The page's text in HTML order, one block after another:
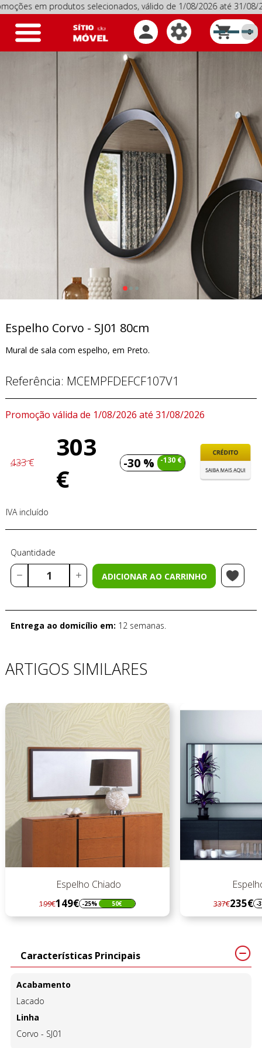
em produtos selecionados, válido de 1/08/2026 até 31/08/
Toggle
navigation 0
Espelho Corvo - SJ01 80cm
Mural de sala com espelho, em Preto.
Referência: MCEMPFDEFCF107V1
Promoção válida de 1/08/2026 até 31/08/2026
433 €
303
€
-30 % -130 €
IVA incluído
Quantidade
ADICIONAR AO CARRINHO
Entrega ao domicílio em: 12 semanas.
ARTIGOS SIMILARES
Espelho Chiado
Regular
preço
199€149€
Preço -25% 50€
Regular
preço
337€235€
Preço -
Características Principais
Acabamento
Lacado
Linha
Corvo - SJ01